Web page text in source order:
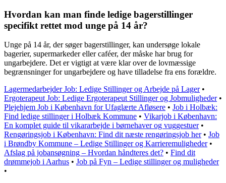
Hvordan kan man finde ledige bagerstillinger
specifikt rettet mod unge på 14 år?
Unge på 14 år, der søger bagerstillinger, kan undersøge lokale
bagerier, supermarkeder eller caféer, der måske har brug for
ungarbejdere. Det er vigtigt at være klar over de lovmæssige
begrænsninger for ungarbejdere og have tilladelse fra ens forældre.
Lagermedarbejder Job: Ledige Stillinger og Arbejde på Lager•
Ergoterapeut Job: Ledige Ergoterapeut Stillinger og Jobmuligheder•
Plejehjem Job i København for Ufaglærte Afløsere • Job i Holbæk:
Find ledige stillinger i Holbæk Kommune • Vikarjob i København:
En komplet guide til vikararbejde i børnehaver og vuggestuer•
Rengøringsjob i København: Find dit næste rengøringsjob her• Job
i Brøndby Kommune – Ledige Stillinger og Karrieremuligheder•
Afslag på jobansøgning – Hvordan håndteres det? • Find dit
drømmejob i Aarhus • Job på Fyn – Ledige stillinger og muligheder
•